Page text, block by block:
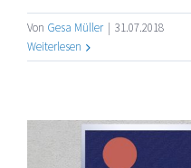
Von Gesa Müller | 31.07.2018
Weiterlesen